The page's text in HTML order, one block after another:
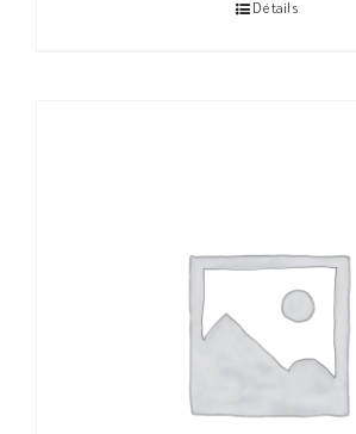
Détails